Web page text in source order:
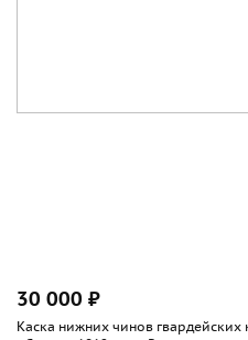
30 000 ₽
Каска нижних чинов